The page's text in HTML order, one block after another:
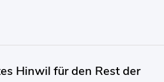
Hinwil für den Rest der